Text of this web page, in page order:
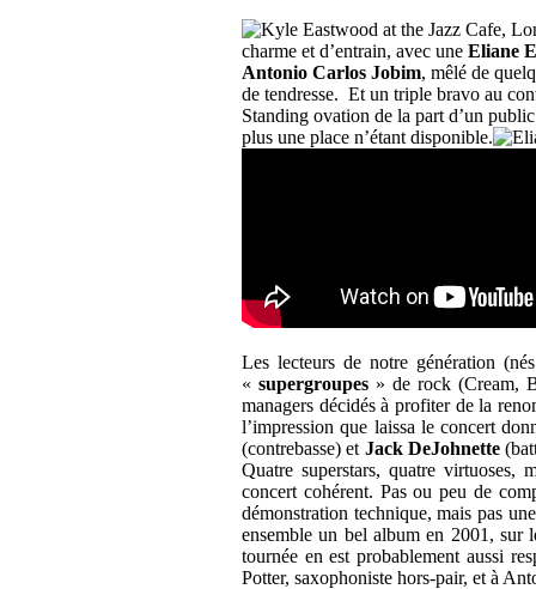
charme et d’entrain, avec une Eliane
Antonio Carlos Jobim, mêlé de
de tendresse. Et un triple bravo au
Standing ovation de la part d’un
plus une place n’étant disponible.
Les lecteurs de notre génération
« supergroupes » de rock (Cream,
managers décidés à profiter de la
l’impression que laissa le concert
(contrebasse) et Jack DeJohnette
Quatre superstars, quatre virtuoses,
concert cohérent. Pas ou peu de
démonstration technique, mais pas
ensemble un bel album en 2001, sur
tournée en est probablement aussi
Potter, saxophoniste hors-pair, et à